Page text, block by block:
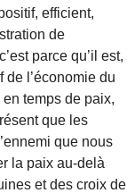
efficient,
de
parce qu’il est,
l’économie du
temps de paix,
que les
que nous
la paix au-delà
et des croix de